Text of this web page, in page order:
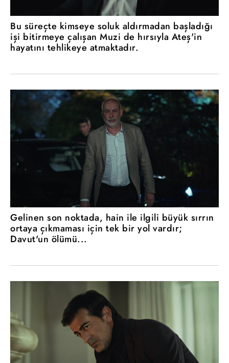
Bu süreçte kimseye soluk aldırmadan başladığı
işi bitirmeye çalışan Muzi de hırsıyla Ateş'in
hayatını tehlikeye atmaktadır.
Gelinen son noktada, hain ile ilgili büyük sırrın
ortaya çıkmaması için tek bir yol vardır;
Davut'un ölümü...